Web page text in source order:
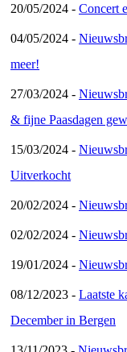
20/05/2024 - Concert
04/05/2024 -
meer!
27/03/2024 -
& fijne Paasdagen
15/03/2024 -
Uitverkocht
20/02/2024 -
02/02/2024 -
19/01/2024 -
08/12/2023 - Laatste
December in Bergen